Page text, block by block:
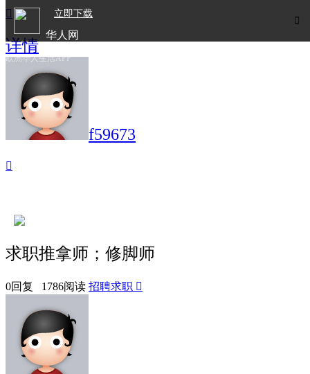

立即下载
华人网
欧洲华人生活APP

详情
f59673

求职推拿师；修脚师
0回复 1786阅读 招聘求职 